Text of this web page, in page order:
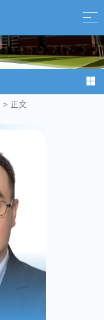
> 正文